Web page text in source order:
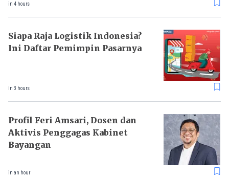
in 4 hours
Siapa Raja Logistik Indonesia?
Ini Daftar Pemimpin Pasarnya
in 3 hours
Profil Feri Amsari, Dosen dan
Aktivis Penggagas Kabinet
Bayangan
in an hour